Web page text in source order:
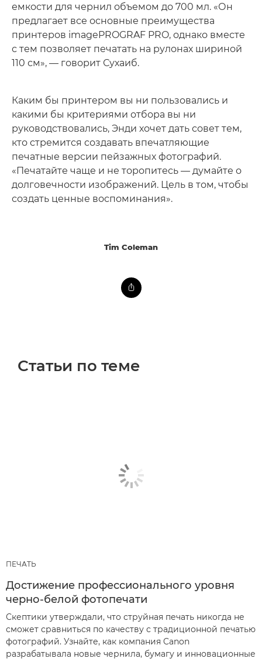
емкости для чернил объемом до 700 мл. «Он
предлагает все основные преимущества
принтеров imagePROGRAF PRO, однако вместе
с тем позволяет печатать на рулонах шириной
110 см», — говорит Сухаиб.
Каким бы принтером вы ни пользовались и
какими бы критериями отбора вы ни
руководствовались, Энди хочет дать совет тем,
кто стремится создавать впечатляющие
печатные версии пейзажных фотографий.
«Печатайте чаще и не торопитесь — думайте о
долговечности изображений. Цель в том, чтобы
создать ценные воспоминания».
Tim Coleman
Статьи по теме
ПЕЧАТЬ
Достижение профессионального уровня
черно-белой фотопечати
Скептики утверждали, что струйная печать никогда не
сможет сравниться по качеству с традиционной печатью
фотографий. Узнайте, как компания Canon
разрабатывала новые чернила, бумагу и инновационные